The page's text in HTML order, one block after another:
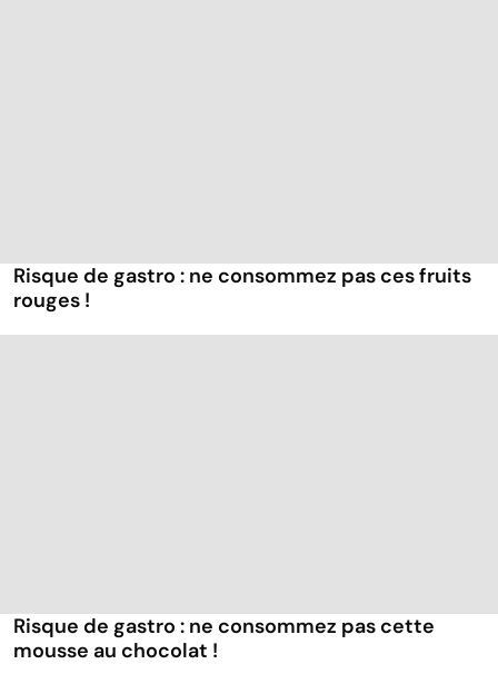
Risque de gastro : ne consommez pas ces fruits
rouges !
Risque de gastro : ne consommez pas cette
mousse au chocolat !